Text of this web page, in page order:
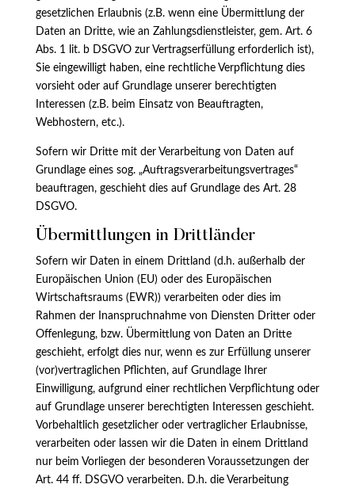
gesetzlichen Erlaubnis (z.B. wenn eine Übermittlung der
Daten an Dritte, wie an Zahlungsdienstleister, gem. Art. 6
Abs. 1 lit. b DSGVO zur Vertragserfüllung erforderlich ist),
Sie eingewilligt haben, eine rechtliche Verpflichtung dies
vorsieht oder auf Grundlage unserer berechtigten
Interessen (z.B. beim Einsatz von Beauftragten,
Webhostern, etc.).
Sofern wir Dritte mit der Verarbeitung von Daten auf
Grundlage eines sog. „Auftragsverarbeitungsvertrages“
beauftragen, geschieht dies auf Grundlage des Art. 28
DSGVO.
Übermittlungen in Drittländer
Sofern wir Daten in einem Drittland (d.h. außerhalb der
Europäischen Union (EU) oder des Europäischen
Wirtschaftsraums (EWR)) verarbeiten oder dies im
Rahmen der Inanspruchnahme von Diensten Dritter oder
Offenlegung, bzw. Übermittlung von Daten an Dritte
geschieht, erfolgt dies nur, wenn es zur Erfüllung unserer
(vor)vertraglichen Pflichten, auf Grundlage Ihrer
Einwilligung, aufgrund einer rechtlichen Verpflichtung oder
auf Grundlage unserer berechtigten Interessen geschieht.
Vorbehaltlich gesetzlicher oder vertraglicher Erlaubnisse,
verarbeiten oder lassen wir die Daten in einem Drittland
nur beim Vorliegen der besonderen Voraussetzungen der
Art. 44 ff. DSGVO verarbeiten. D.h. die Verarbeitung